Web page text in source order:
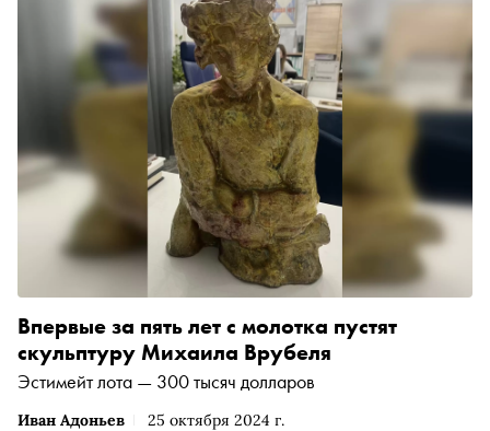
Иван Адоньев 25 октября 2024 г.
Впервые за пять лет с молотка пустят
скульптуру Михаила Врубеля
Эстимейт лота — 300 тысяч долларов